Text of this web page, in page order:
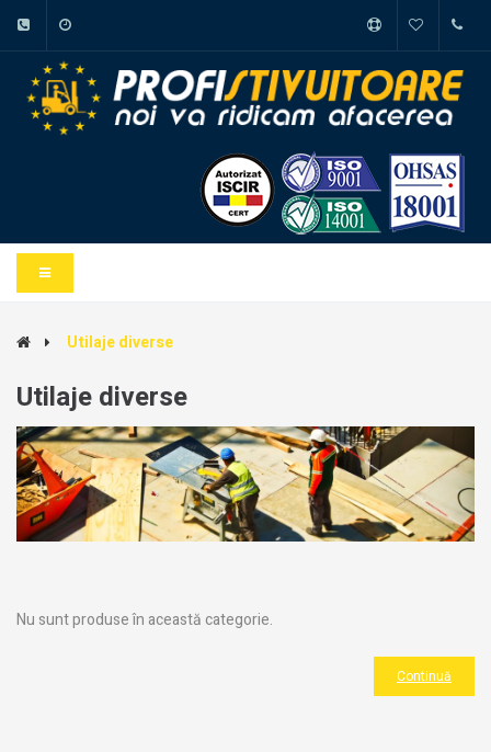
Utilaje diverse
Utilaje diverse
Nu sunt produse în această categorie.
Continuă